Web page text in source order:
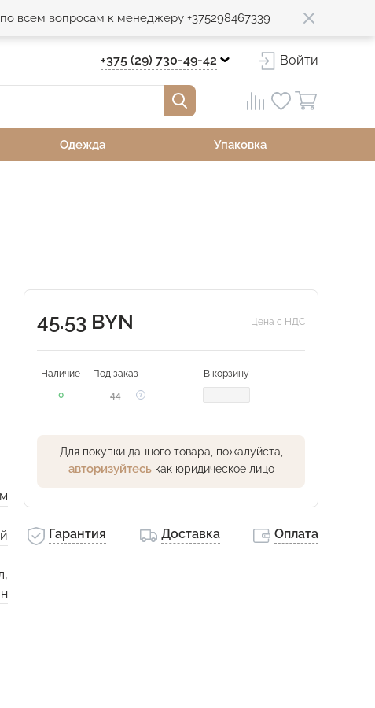
всем вопросам к менеджеру +375298467339
+375 (29) 730-49-42 Войти
Одежда Упаковка
45.53 BYN Цена с НДС
Наличие Под заказ
В корзину
0
44
Для покупки данного товара, пожалуйста,
авторизуйтеськак юридическое лицо
Гарантия Доставка Оплата